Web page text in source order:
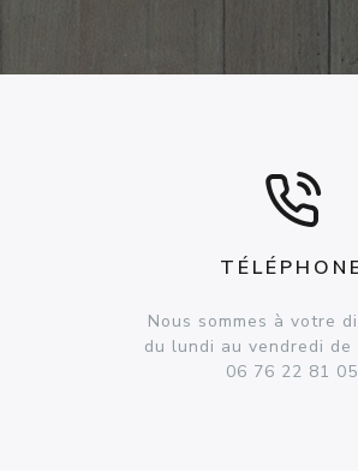
Nous sommes à votre
du lundi au vendredi de
06 76 22 81 05